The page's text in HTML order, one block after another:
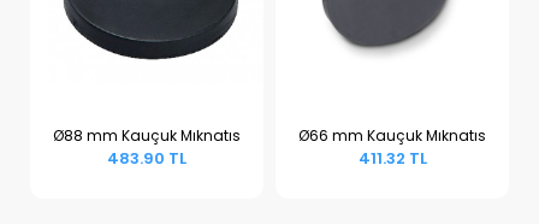
Sepete Ekle
Ø88 mm Kauçuk Mıknatıs
483.90 TL Sepete Ekle
Ø66 mm Kauçuk Mıknatıs
411.32 TL